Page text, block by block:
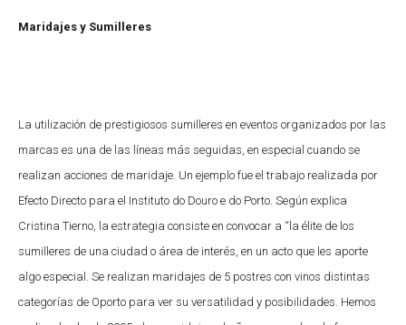
Maridajes y Sumilleres
La utilización de prestigiosos sumilleres en eventos organizados por las
marcas es una de las líneas más seguidas, en especial cuando se
realizan acciones de maridaje. Un ejemplo fue el trabajo realizada por
Efecto Directo para el Instituto do Douro e do Porto. Según explica
Cristina Tierno, la estrategia consiste en convocar a “la élite de los
sumilleres de una ciudad o área de interés, en un acto que les aporte
algo especial. Se realizan maridajes de 5 postres con vinos distintas
categorías de Oporto para ver su versatilidad y posibilidades. Hemos